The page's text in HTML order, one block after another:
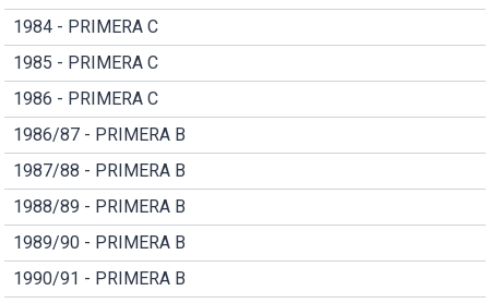
1984 - PRIMERA C
1985 - PRIMERA C
1986 - PRIMERA C
1986/87 - PRIMERA B
1987/88 - PRIMERA B
1988/89 - PRIMERA B
1989/90 - PRIMERA B
1990/91 - PRIMERA B